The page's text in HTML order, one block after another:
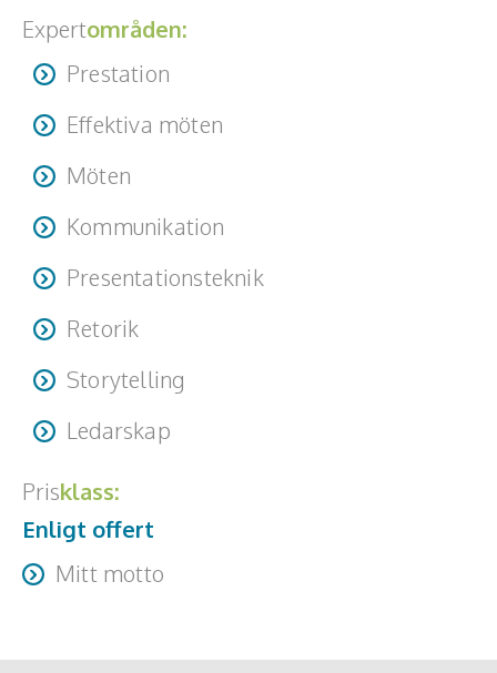
Expertområden:
Prestation
Effektiva möten
Möten
Kommunikation
Presentationsteknik
Retorik
Storytelling
Ledarskap
Prisklass:
Enligt offert
Mitt motto